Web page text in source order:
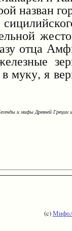
назван
отца
в муку, я
и мифы Древней
(c)